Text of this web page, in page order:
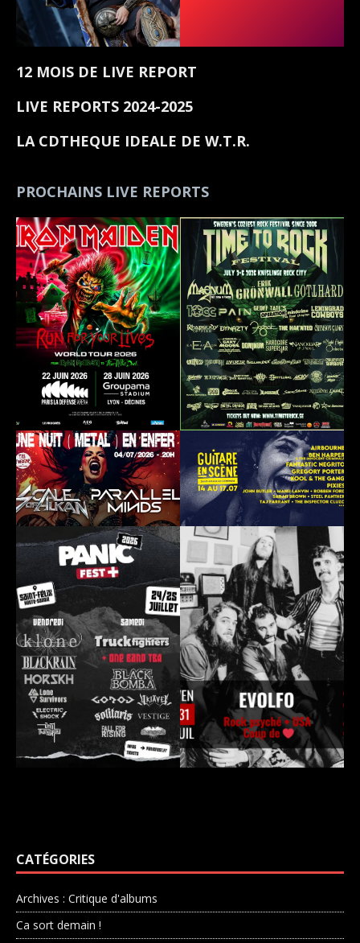
12 MOIS DE LIVE REPORT
LIVE REPORTS 2024-2025
LA CDTHEQUE IDEALE DE W.T.R.
PROCHAINS LIVE REPORTS
CATÉGORIES
Archives : Critique d'albums
Ca sort demain !